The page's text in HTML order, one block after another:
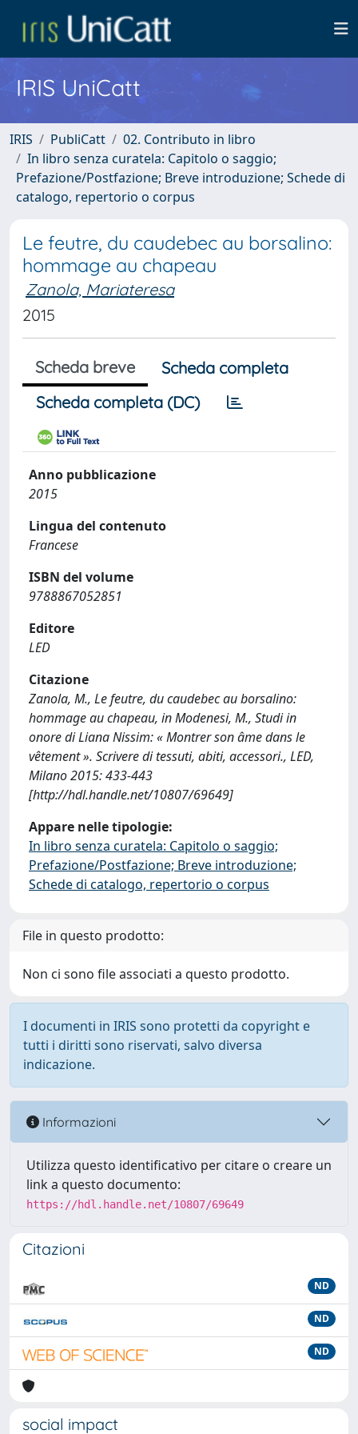
IRIS UniCatt
IRIS PubliCatt
02. Contributo in libro
In libro senza curatela: Capitolo o saggio;
Prefazione/Postfazione; Breve introduzione; Schede di
catalogo, repertorio o corpus
Le feutre, du caudebec au borsalino:
hommage au chapeau
Zanola, Mariateresa
2015
Scheda breve
Scheda completa
Scheda completa (DC)
Anno pubblicazione
2015
Lingua del contenuto
Francese
ISBN del volume
9788867052851
Editore
LED
Citazione
Zanola, M., Le feutre, du caudebec au borsalino:
hommage au chapeau, in Modenesi, M., Studi in
onore di Liana Nissim: « Montrer son âme dans le
vêtement ». Scrivere di tessuti, abiti, accessori., LED,
Milano 2015: 433-443
[http://hdl.handle.net/10807/69649]
Appare nelle tipologie:
In libro senza curatela: Capitolo o saggio;
Prefazione/Postfazione; Breve introduzione;
Schede di catalogo, repertorio o corpus
File in questo prodotto:
Non ci sono file associati a questo prodotto.
I documenti in IRIS sono protetti da copyright e
tutti i diritti sono riservati, salvo diversa
indicazione.
Informazioni
Utilizza questo identificativo per citare o creare un
link a questo documento:
https://hdl.handle.net/10807/69649
Citazioni
ND
ND
ND
social impact